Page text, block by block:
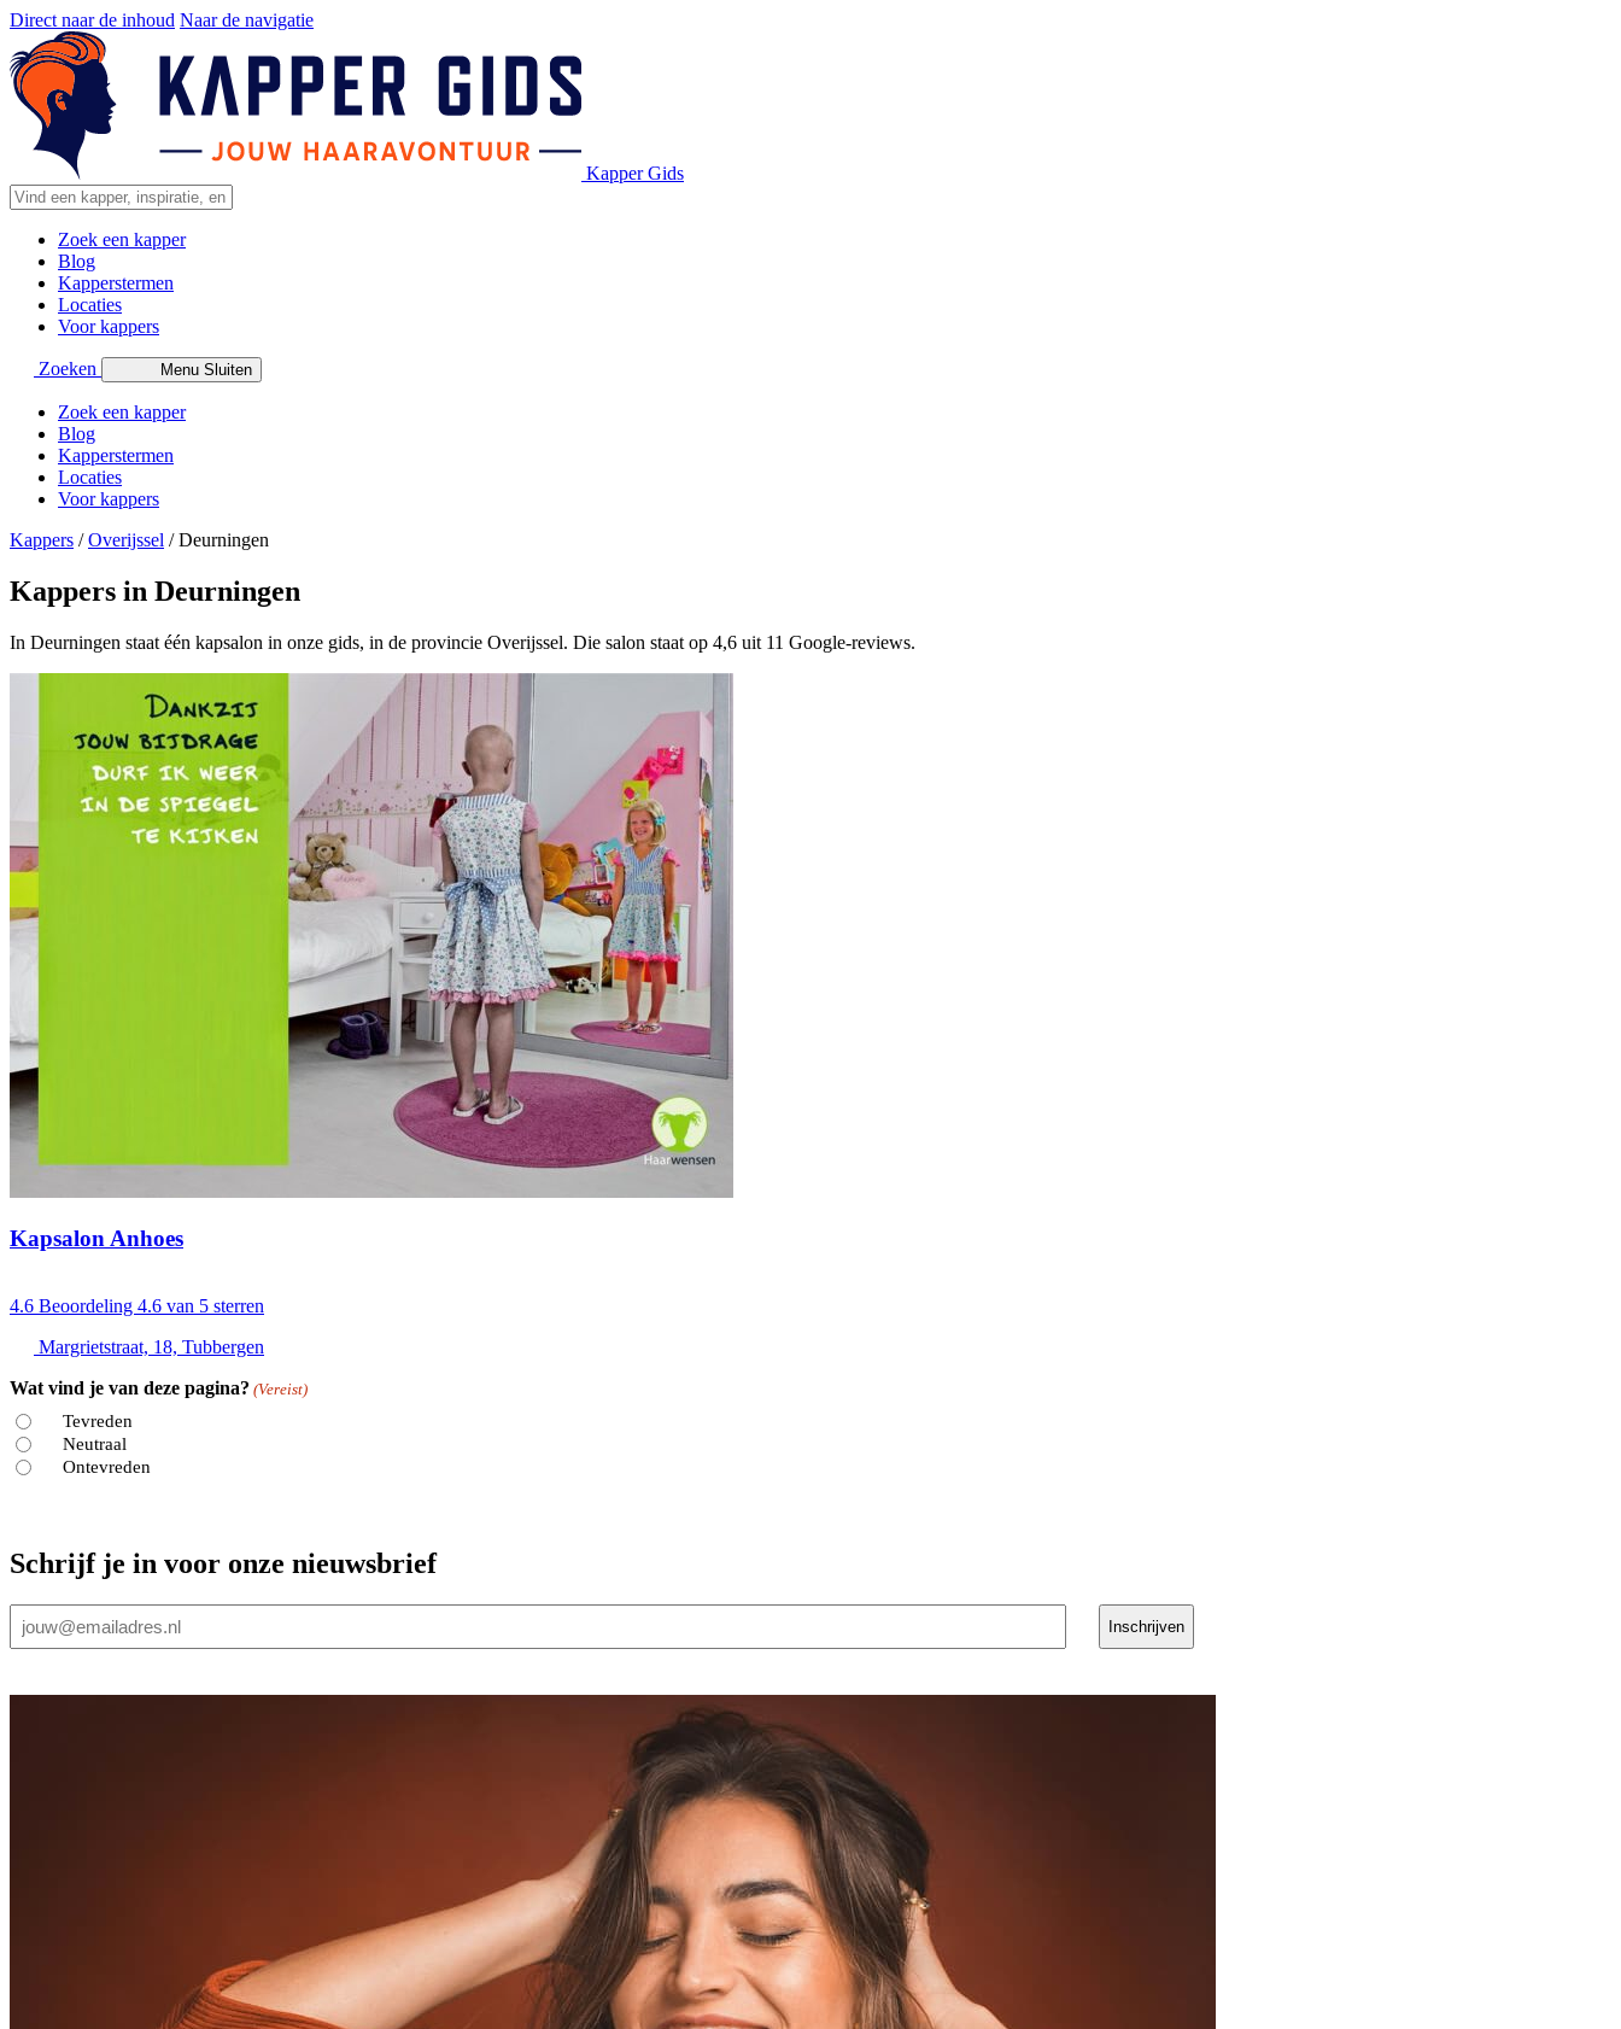
Direct naar de inhoud Naar de navigatie
Kapper Gids
Zoek een kapper
Blog
Kapperstermen
Locaties
Voor kappers
Zoeken Menu Sluiten
Zoek een kapper
Blog
Kapperstermen
Locaties
Voor kappers
Kappers /Overijssel /Deurningen
Kappers in Deurningen
In Deurningen staat één kapsalon in onze gids, in de provincie Overijssel. Die salon staat op 4,6 uit 11 Google-reviews.
Kapsalon Anhoes
4.6 Beoordeling 4.6 van 5 sterren
Margrietstraat, 18, Tubbergen
Wat vind je van deze pagina? (Vereist)
Tevreden
Neutraal
Ontevreden
Schrijf je in voor onze nieuwsbrief
mailadres
Inschrijven